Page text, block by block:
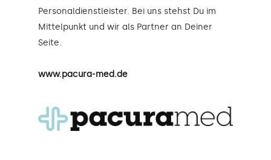
Personaldienstleister. Bei uns stehst Du im
Mittelpunkt und wir als Partner an Deiner
Seite.
www.pacura-med.de